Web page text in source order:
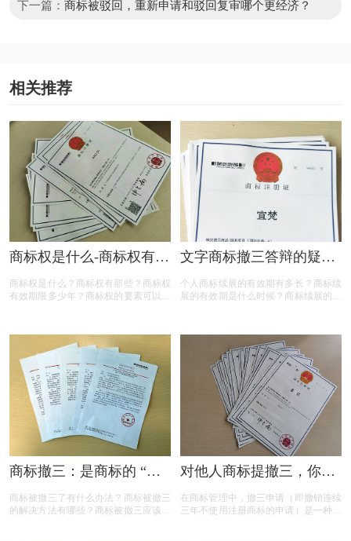
下一篇： 商标被驳回，重新申请和驳回复审哪个更经济？
相关推荐
商标权是什么-商标权有哪
商标权是什么？商标权有那些？商标权
有效期限多少年？商标权的要素可以有
望对各位商标注册老板有帮助
文字商标撤三答辩的疑问
个人商标续展的有效期有多长？商标续
展的有效期是什么时候？商标续展的费
么？商标续展的类型有哪些？商标续展
有什么种类？什么情况下需要进行商标
续展？商标续展的目的是什么？
商标撤三：是商标的 “夺
商标被撤三了有什么办法？商标被撤三
的解决方法有哪些？商标被撤三应该如
对他人商标提撤三，你真
在商标管理中，撤三申请（即撤销连续
三年不使用注册商标的申请）是一种重